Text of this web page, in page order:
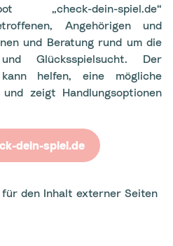
„check-dein-spiel.de“
Angehörigen und
und Beratung rund um die
Glücksspielsucht. Der
helfen, eine mögliche
zeigt Handlungsoptionen
dein-spiel.de
den Inhalt externer Seiten